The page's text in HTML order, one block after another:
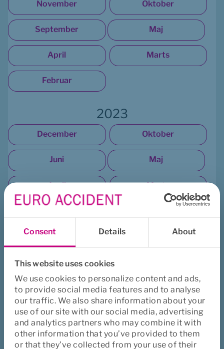
Consent Details About
This website uses cookies
We use cookies to personalize content and ads,
to provide social media features and to analyse
our traffic. We also share information about your
use of our site with our social media, advertising
and analytics partners who may combine it with
other information that you’ve provided to them
or that they’ve collected from your use of their
November Oktober
September Maj
April Marts
Februar
2023
December Oktober
Juni Maj
April Marts
December
September August
Juli Maj
April